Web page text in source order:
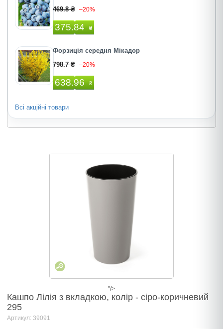
469.8 ₴ –20%
375.84 ₴
Форзиція середня Мікадор
798.7 ₴ –20%
638.96 ₴
Всі акційні товари
"/>
Кашпо Лілія з вкладкою, колір - сiро-коричневий
295
Артикул: 39091